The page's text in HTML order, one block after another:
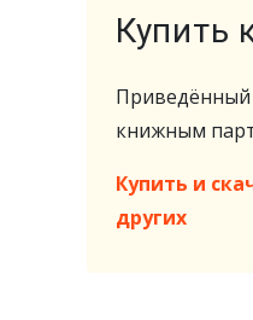
Купить
Приведённый
книжным
Купить и
других